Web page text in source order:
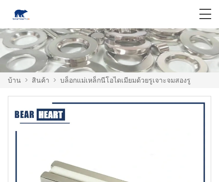
บ้าน > สินค้า > บล็อกแม่เหล็กนีโอไดเมียมด้วยรูเจาะจมสองรู